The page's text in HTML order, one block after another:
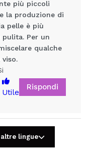
foto
Immaginalo...
più piccoli
la produzione di
pelle è più
Per un
qualche
Utile
Rispondi
lingue